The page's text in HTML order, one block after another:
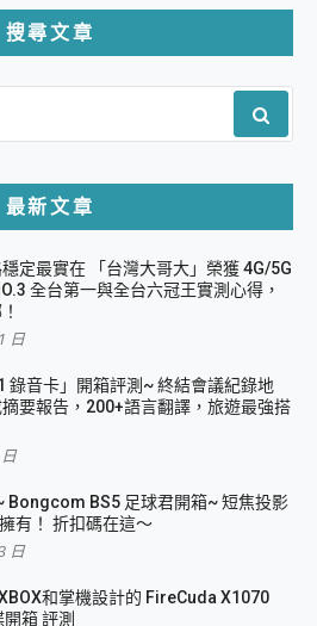
搜尋文章
最新文章
定最實在 「台灣大哥大」榮獲 4G/5G
全台第一與全台六冠王實測心得，
日
錄音卡」開箱評測~ 終結會議紀錄地
要報告，200+語言翻譯，旅遊最強搭
Bongcom BS5 足球君開箱~ 短焦投影
有！ 折扣碼在這～
日
和掌機設計的 FireCuda X1070
箱 評測